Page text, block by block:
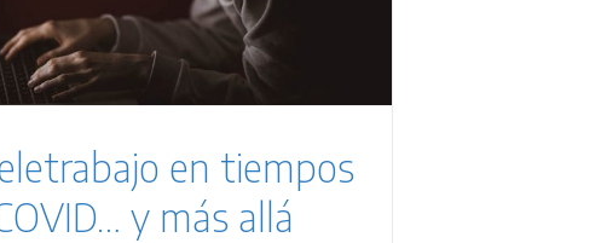
en tiempos
y más allá